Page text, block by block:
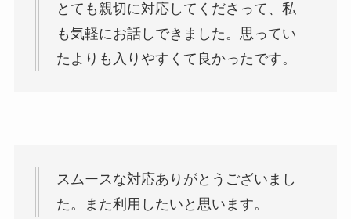
とても親切に対応してくださって、私
も気軽にお話しできました。思ってい
たよりも入りやすくて良かったです。
スムースな対応ありがとうございまし
た。また利用したいと思います。